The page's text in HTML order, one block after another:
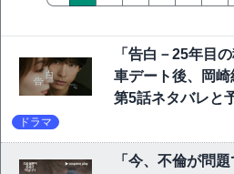
「告白－25年目
車デート後、岡崎
第5話ネタバレと
ドラマ
「今、不倫が問